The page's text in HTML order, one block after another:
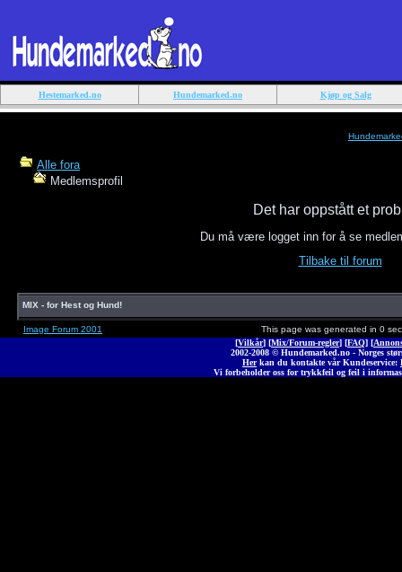
Hestemarked.no Hundemarked.no Kjøp og Salg
Alle fora
Medlemsprofil
Det har oppstått et
Du må være logget inn for å se
Tilbake til forum
MIX - for Hest og Hund!
Image Forum 2001
This page was generated in 0
[Vilkår] [Mix/Forum-regler] [FAQ] [
2002-2008 © Hundemarked.no - Norges
Herkan du kontakte vår Kundeservice:
Vi forbeholder oss for trykkfeil og feil i